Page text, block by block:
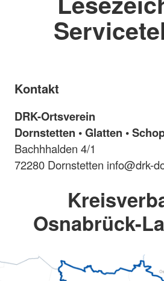
Kontakt
DRK-Ortsverein
Dornstetten • Glatten •
Bachhhalden 4/1
72280 Dornstetten info@drk-
Osnabrück-